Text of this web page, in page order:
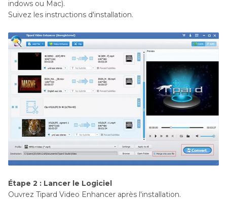
indows ou Mac).
Suivez les instructions d'installation.
Étape 2 : Lancer le Logiciel
Ouvrez Tipard Video Enhancer après l'installation.